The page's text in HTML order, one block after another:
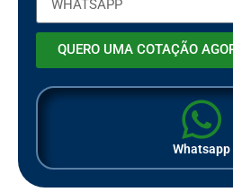
QUERO UMA COTAÇÃO
Whatsapp